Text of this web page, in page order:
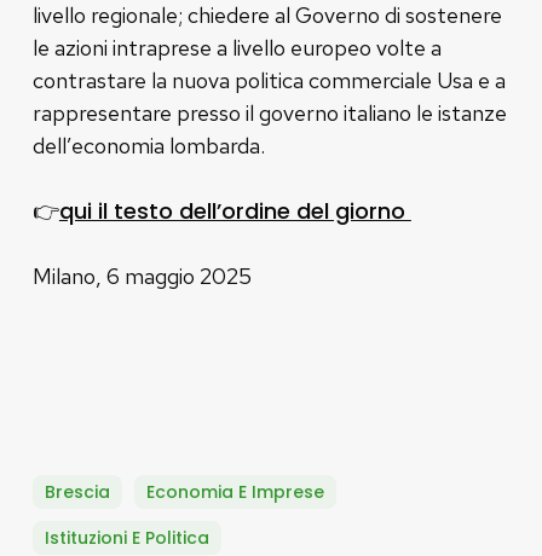
livello regionale; chiedere al Governo di sostenere
le azioni intraprese a livello europeo volte a
contrastare la nuova politica commerciale Usa e a
rappresentare presso il governo italiano le istanze
dell’economia lombarda.
👉qui il testo dell’ordine del giorno
Milano, 6 maggio 2025
Brescia
Economia E Imprese
Istituzioni E Politica